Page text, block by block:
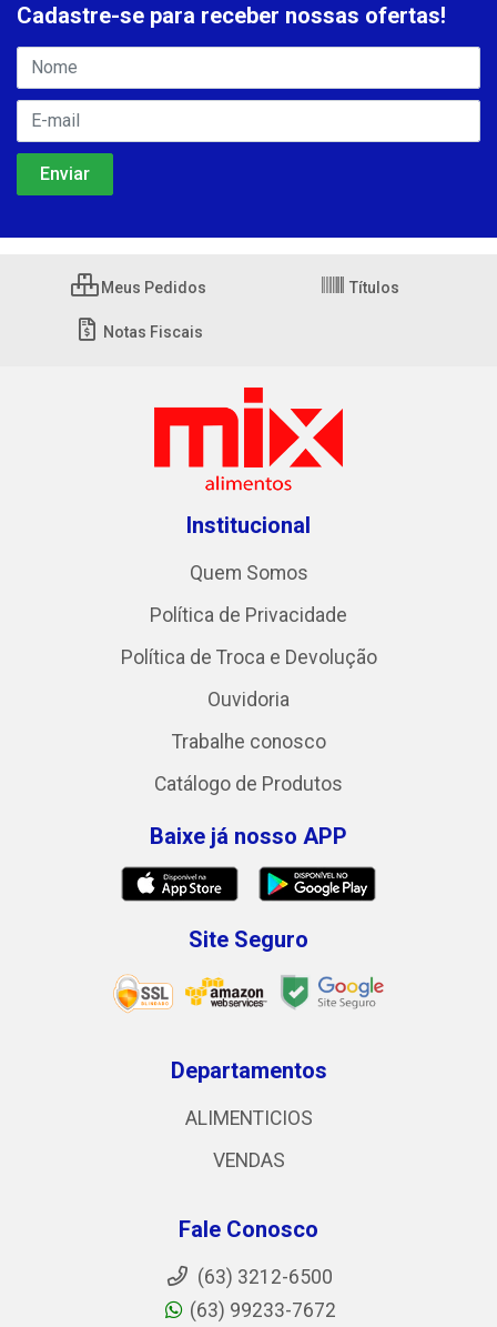
Cadastre-se para receber nossas ofertas!
Meus Pedidos Títulos
Notas Fiscais
Institucional
Quem Somos
Política de Privacidade
Política de Troca e Devolução
Ouvidoria
Trabalhe conosco
Catálogo de Produtos
Baixe já nosso APP
Site Seguro
Departamentos
ALIMENTICIOS
VENDAS
Fale Conosco
(63) 3212-6500
(63) 99233-7672